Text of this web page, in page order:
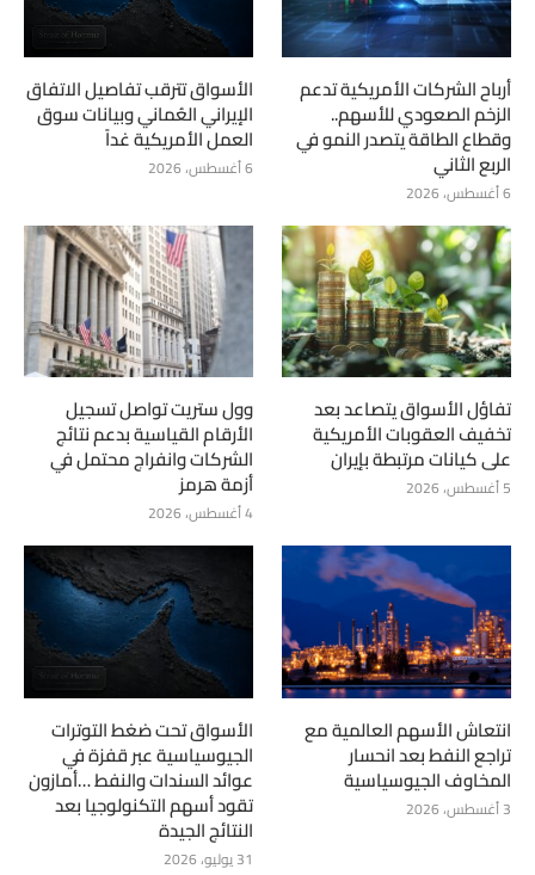
أرباح الشركات الأمريكية تدعم
الزخم الصعودي للأسهم..
وقطاع الطاقة يتصدر النمو في
الربع الثاني
6 أغسطس، 2026
الأسواق تترقب تفاصيل الاتفاق
الإيراني العُماني وبيانات سوق
العمل الأمريكية غداً
6 أغسطس، 2026
تفاؤل الأسواق يتصاعد بعد
تخفيف العقوبات الأمريكية
على كيانات مرتبطة بإيران
5 أغسطس، 2026
وول ستريت تواصل تسجيل
الأرقام القياسية بدعم نتائج
الشركات وانفراج محتمل في
أزمة هرمز
4 أغسطس، 2026
انتعاش الأسهم العالمية مع
تراجع النفط بعد انحسار
المخاوف الجيوسياسية
3 أغسطس، 2026
الأسواق تحت ضغط التوترات
الجيوسياسية عبر قفزة في
عوائد السندات والنفط …أمازون
تقود أسهم التكنولوجيا بعد
النتائج الجيدة
31 يوليو، 2026